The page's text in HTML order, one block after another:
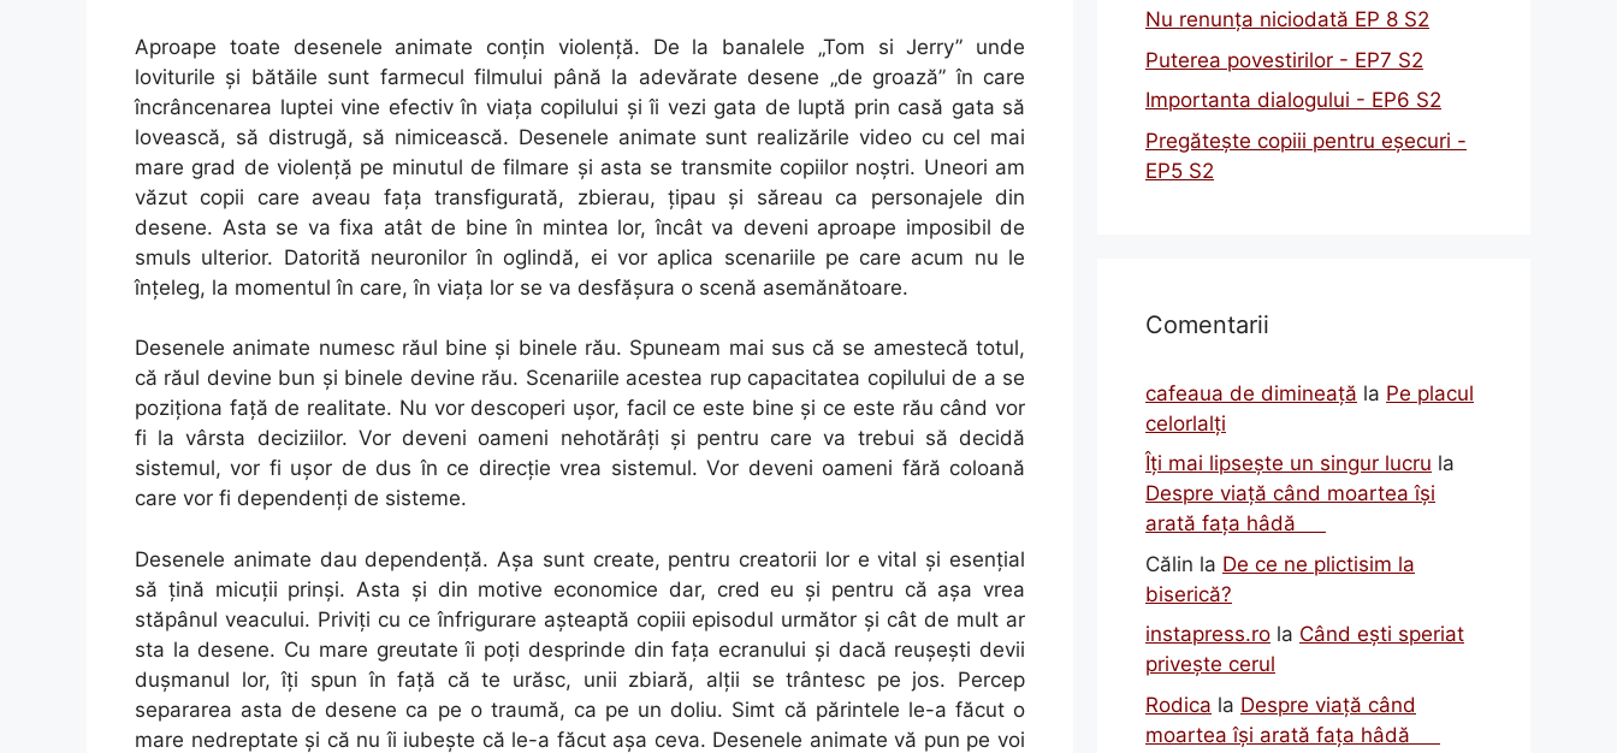
Aproape toate desenele animate conţin violenţă. De la banalele „Tom si Jerry” unde
loviturile şi bătăile sunt farmecul filmului până la adevărate desene „de groază” în care
încrâncenarea luptei vine efectiv în viaţa copilului şi îi vezi gata de luptă prin casă gata să
lovească, să distrugă, să nimicească. Desenele animate sunt realizările video cu cel mai
mare grad de violenţă pe minutul de filmare şi asta se transmite copiilor noştri. Uneori am
văzut copii care aveau faţa transfigurată, zbierau, ţipau şi săreau ca personajele din
desene. Asta se va fixa atât de bine în mintea lor, încât va deveni aproape imposibil de
smuls ulterior. Datorită neuronilor în oglindă, ei vor aplica scenariile pe care acum nu le
înţeleg, la momentul în care, în viaţa lor se va desfăşura o scenă asemănătoare.
Desenele animate numesc răul bine şi binele rău. Spuneam mai sus că se amestecă totul,
că răul devine bun şi binele devine rău. Scenariile acestea rup capacitatea copilului de a se
poziţiona faţă de realitate. Nu vor descoperi uşor, facil ce este bine şi ce este rău când vor
fi la vârsta deciziilor. Vor deveni oameni nehotărâţi şi pentru care va trebui să decidă
sistemul, vor fi uşor de dus în ce direcţie vrea sistemul. Vor deveni oameni fără coloană
care vor fi dependenţi de sisteme.
Desenele animate dau dependenţă. Aşa sunt create, pentru creatorii lor e vital şi esenţial
să ţină micuţii prinşi. Asta şi din motive economice dar, cred eu şi pentru că aşa vrea
stăpânul veacului. Priviţi cu ce înfrigurare aşteaptă copiii episodul următor şi cât de mult ar
sta la desene. Cu mare greutate îi poţi desprinde din faţa ecranului şi dacă reuşeşti devii
duşmanul lor, îţi spun în faţă că te urăsc, unii zbiară, alţii se trântesc pe jos. Percep
separarea asta de desene ca pe o traumă, ca pe un doliu. Simt că părintele le-a făcut o
mare nedreptate şi că nu îi iubeşte că le-a făcut aşa ceva. Desenele animate vă pun pe voi
Nu renunța niciodată EP 8 S2
Puterea povestirilor - EP7 S2
Importanta dialogului - EP6 S2
Pregătește copiii pentru eșecuri -
EP5 S2
Comentarii
cafeaua de dimineață la Pe placul
celorlalți
Îți mai lipsește un singur lucru la
Despre viață când moartea își
arată fața hâdă
Călin la De ce ne plictisim la
biserică?
instapress.ro la Când ești speriat
privește cerul
Rodica la Despre viață când
moartea își arată fața hâdă